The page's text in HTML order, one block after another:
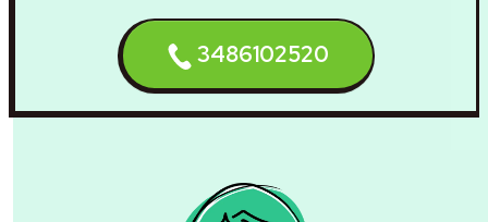
3486102520